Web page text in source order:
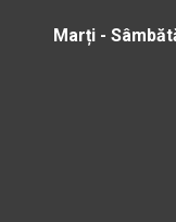
Marți -